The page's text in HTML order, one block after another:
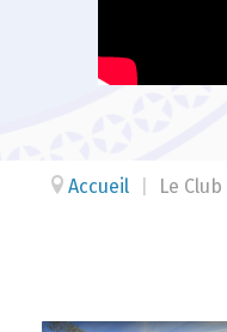
Accueil Le Club